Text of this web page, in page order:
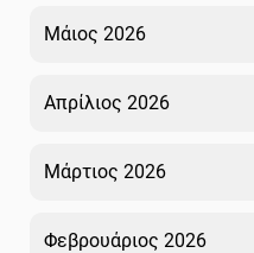
Μάιος 2026
Απρίλιος 2026
Μάρτιος 2026
Φεβρουάριος 2026